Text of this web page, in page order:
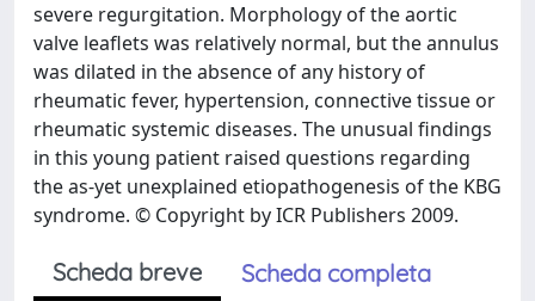
severe regurgitation. Morphology of the aortic
valve leaflets was relatively normal, but the annulus
was dilated in the absence of any history of
rheumatic fever, hypertension, connective tissue or
rheumatic systemic diseases. The unusual findings
in this young patient raised questions regarding
the as-yet unexplained etiopathogenesis of the KBG
syndrome. © Copyright by ICR Publishers 2009.
Scheda breve
Scheda completa